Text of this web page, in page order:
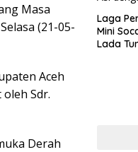
Masa
(21-05-
Aceh
Sdr.
Derah
Laga
Mini
Lada